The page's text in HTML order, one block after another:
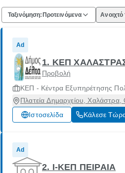
Ταξινόμηση: Προτεινόμενα
Ad
1. ΚΕΠ
Προβολή
ΚΕΠ - Κέντρα Εξυπηρέτησης
Πλατεία Δημαρχείου,
Ιστοσελίδα
Κάλεσε
Ad
2. I-KEΠ ΠΕΙΡΑΙΑ